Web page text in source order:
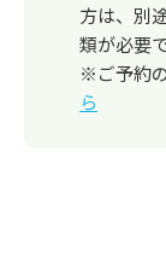
方は、別
類が必要
※ご予約
ら